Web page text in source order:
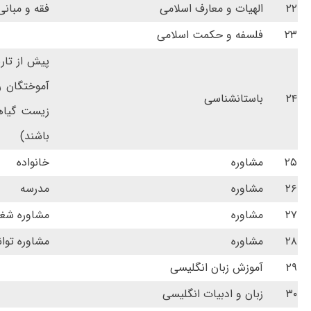
۲۲
الهیات و معارف اسلامی
فقه و
۲۳
فلسفه و حکمت اسلامی
۲۴ باستانشناسی
پیش از
آموختگان
زیست
باشند)
۲۵
مشاوره
خانواده
۲۶
مشاوره
مدرسه
۲۷
مشاوره
مشاوره
۲۸
مشاوره
مشاوره
۲۹
آموزش زبان انگلیسی
۳۰
زبان و ادبیات انگلیسی